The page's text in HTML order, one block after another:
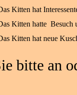
Kitten hat
Kitten hatte Besuch
Kitten hat neue
bitte an